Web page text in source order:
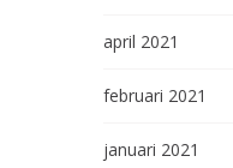
april 2021
februari 2021
januari 2021